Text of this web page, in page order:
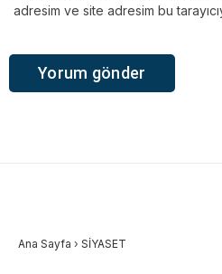
adresim ve site adresim bu
Ana Sayfa › SİYASET